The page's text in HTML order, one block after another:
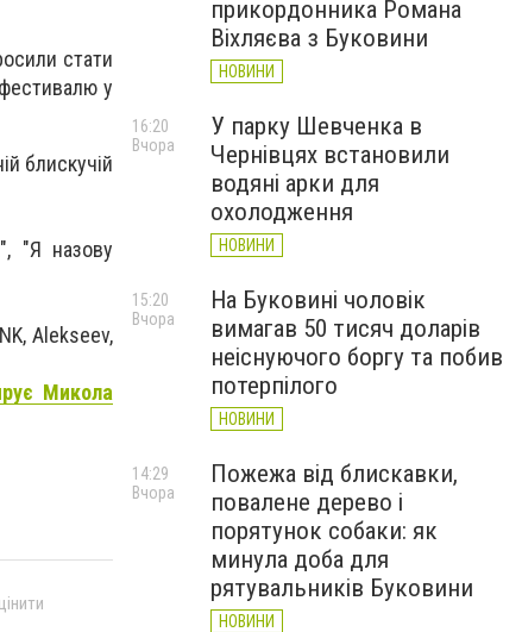
стати
фестивалю у
блискучій
"Я назову
Alekseev,
Микола
прикордонника Романа
Віхляєва з Буковини
НОВИНИ
У парку Шевченка в
Чернівцях встановили
водяні арки для
охолодження
НОВИНИ
16:20
Вчора
На Буковині чоловік
вимагав 50 тисяч доларів
неіснуючого боргу та побив
потерпілого
НОВИНИ
15:20
Вчора
Пожежа від блискавки,
повалене дерево і
порятунок собаки: як
минула доба для
рятувальників Буковини
НОВИНИ
14:29
Вчора